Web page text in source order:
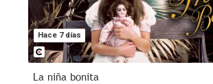
Hace 7 días
La niña bonita